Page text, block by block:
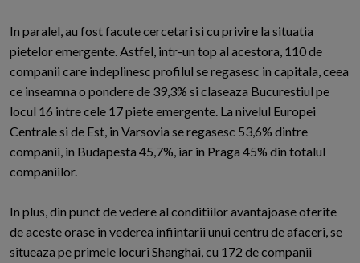
In paralel, au fost facute cercetari si cu privire la situatia
pietelor emergente. Astfel, intr-un top al acestora, 110 de
companii care indeplinesc profilul se regasesc in capitala, ceea
ce inseamna o pondere de 39,3% si claseaza Bucurestiul pe
locul 16 intre cele 17 piete emergente. La nivelul Europei
Centrale si de Est, in Varsovia se regasesc 53,6% dintre
companii, in Budapesta 45,7%, iar in Praga 45% din totalul
companiilor.
In plus, din punct de vedere al conditiilor avantajoase oferite
de aceste orase in vederea infiintarii unui centru de afaceri, se
situeaza pe primele locuri Shanghai, cu 172 de companii